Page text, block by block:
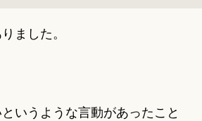
ました。
いうような言動があったこと